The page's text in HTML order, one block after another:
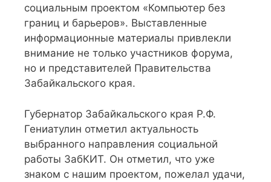
социальным проектом «Компьютер без
границ и барьеров». Выставленные
информационные материалы привлекли
внимание не только участников форума,
но и представителей Правительства
Забайкальского края.
Губернатор Забайкальского края Р.Ф.
Гениатулин отметил актуальность
выбранного направления социальной
работы ЗабКИТ. Он отметил, что уже
знаком с нашим проектом, пожелал удачи,